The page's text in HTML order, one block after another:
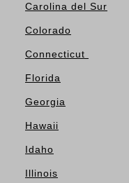
Carolina del Sur
Colorado
Connecticut
Florida
Georgia
Hawaii
Idaho
Illinois